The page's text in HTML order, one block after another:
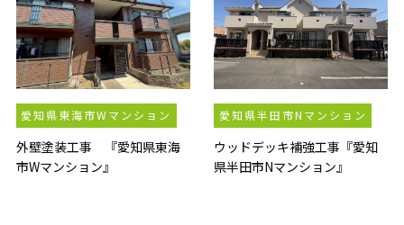
愛知県東海市Wマンション
外壁塗装工事 『愛知県東海
市Wマンション』
愛知県半田市Nマンション
ウッドデッキ補強工事『愛知
県半田市Nマンション』